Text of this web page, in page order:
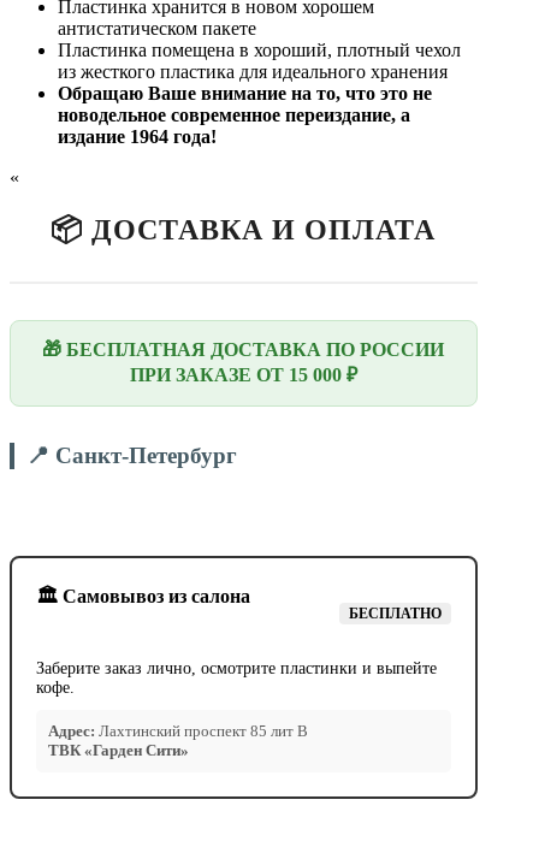
Пластинка хранится в новом хорошем
антистатическом пакете
Пластинка помещена в хороший, плотный чехол
из жесткого пластика для идеального хранения
Обращаю Ваше внимание на то, что это не
новодельное современное переиздание, а
издание 1964 года!
«
📦 ДОСТАВКА И ОПЛАТА
🎁 БЕСПЛАТНАЯ ДОСТАВКА ПО РОССИИ
ПРИ ЗАКАЗЕ ОТ 15 000 ₽
📍 Санкт-Петербург
🏛️ Самовывоз из салона
БЕСПЛАТНО
Заберите заказ лично, осмотрите пластинки и выпейте
кофе.
Адрес: Лахтинский проспект 85 лит В
ТВК «Гарден Сити»